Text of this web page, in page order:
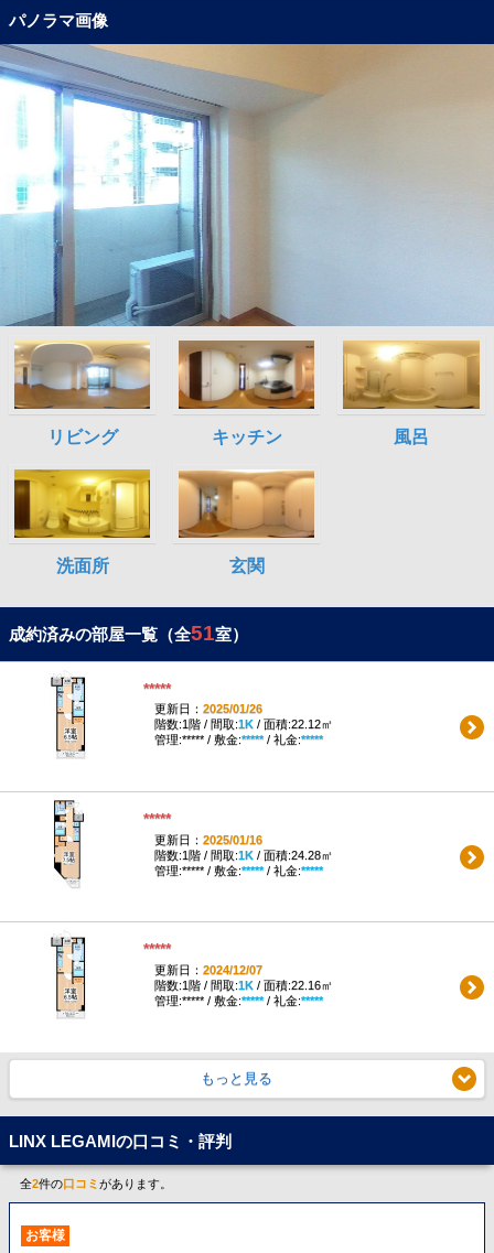
パノラマ画像
成約済みの部屋一覧（全51室）
*****
更新日： 2025/01/26
階数:1階 / 間取:1K/ 面積:22.12㎡
管理:***** / 敷金:*****/ 礼金:*****
*****
更新日： 2025/01/16
階数:1階 / 間取:1K/ 面積:24.28㎡
管理:***** / 敷金:*****/ 礼金:*****
*****
更新日： 2024/12/07
階数:1階 / 間取:1K/ 面積:22.16㎡
管理:***** / 敷金:*****/ 礼金:*****
もっと見る
LINX LEGAMIの口コミ・評判
全2件の口コミがあります。
お客様